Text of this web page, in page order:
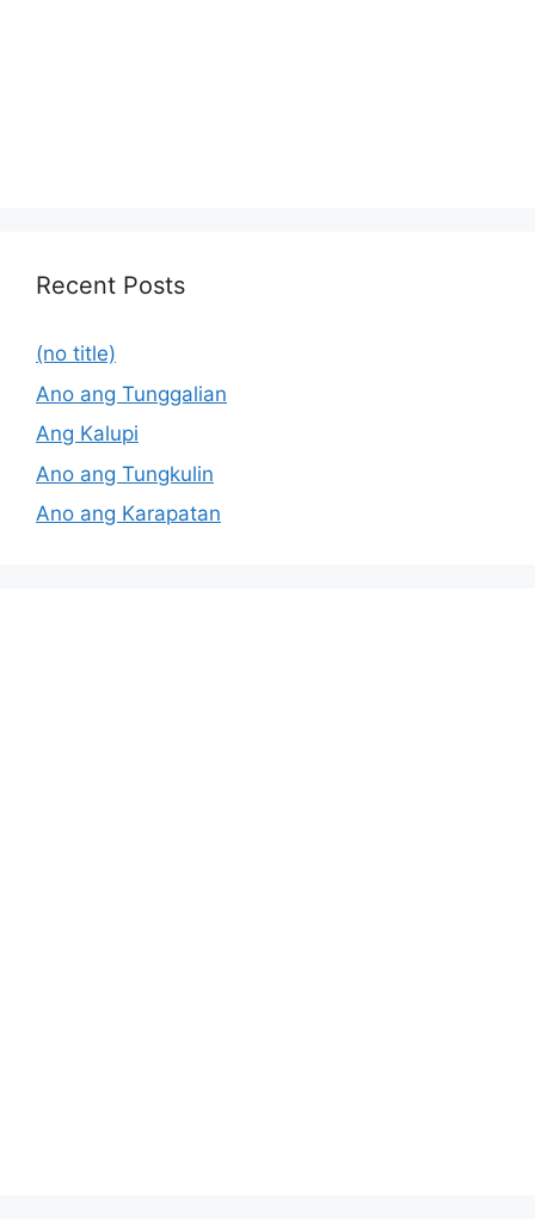
Recent Posts
(no title)
Ano ang Tunggalian
Ang Kalupi
Ano ang Tungkulin
Ano ang Karapatan